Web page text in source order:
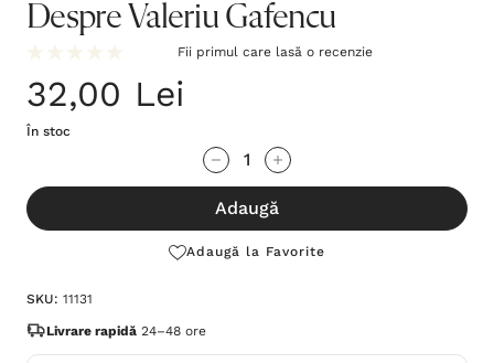
Despre Valeriu Gafencu
Fii primul care lasă o recenzie
32,00 Lei
În stoc
te!
Stocul
Adaugă
Adaugă la Favorite
SKU: 11131
Livrare rapidă 24–48 ore